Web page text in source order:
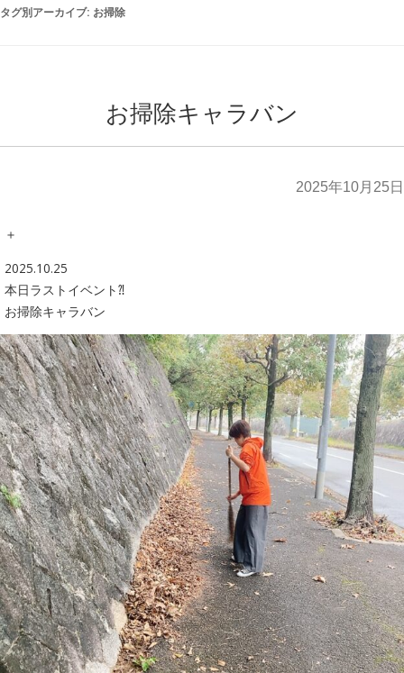
タグ別アーカイブ: お掃除
お掃除キャラバン
2025年10月25日
＋
2025.10.25
本日ラストイベント⁈
お掃除キャラバン